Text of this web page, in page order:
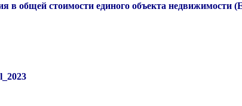
в общей стоимости единого объекта недвижимости